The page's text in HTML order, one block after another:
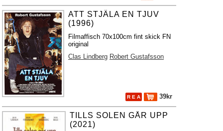
ATT STJÄLA EN TJUV
(1996)
Filmaffisch 70x100cm fint skick FN
original
Clas Lindberg Robert Gustafsson
R E A 39kr
TILLS SOLEN GÅR UPP
(2021)